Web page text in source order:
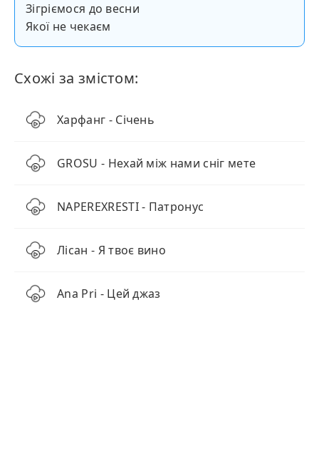
Зігріємося до весни
Якої не чекаєм
Схожі за змістом:
Харфанг - Січень
GROSU - Нехай між нами сніг мете
NAPEREXRESTI - Патронус
Лісан - Я твоє вино
Ana Pri - Цей джаз